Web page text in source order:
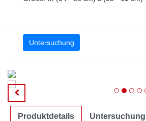
Untersuchung
Produktdetails Untersuchung